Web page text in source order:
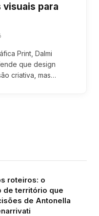
visuais para
Print, Dalmi
que design
criativa, mas…
roteiros: o
de território que
de Antonella